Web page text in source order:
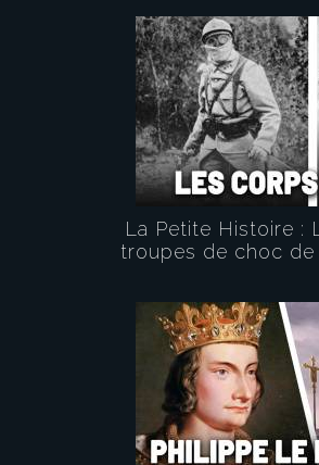
La Petite Histoire :
troupes de choc de